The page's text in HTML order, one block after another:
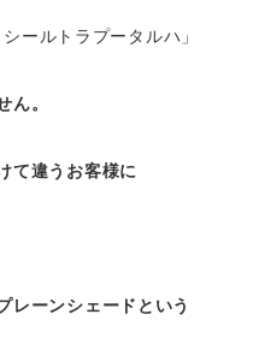
ールトラプータルハ」
ん。
て違うお客様に
レーンシェードという